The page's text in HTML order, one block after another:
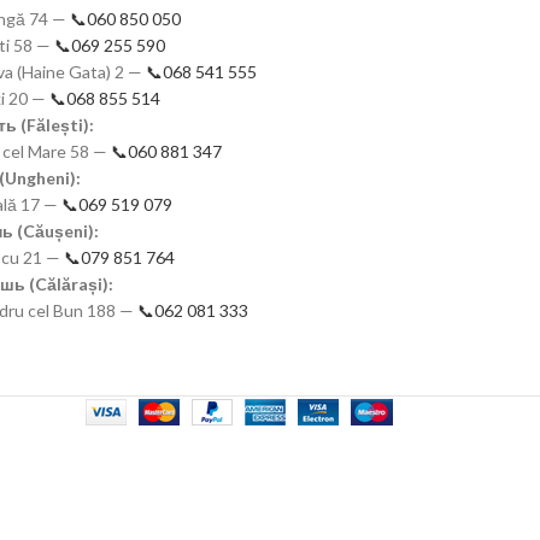
74 — 📞060 850 050
58 — 📞069 255 590
(Haine Gata) 2 — 📞068 541 555
20 — 📞068 855 514
(Fălești):
Mare 58 — 📞060 881 347
17 — 📞069 519 079
(Căușeni):
21 — 📞079 851 764
(Călărași):
cel Bun 188 — 📞062 081 333